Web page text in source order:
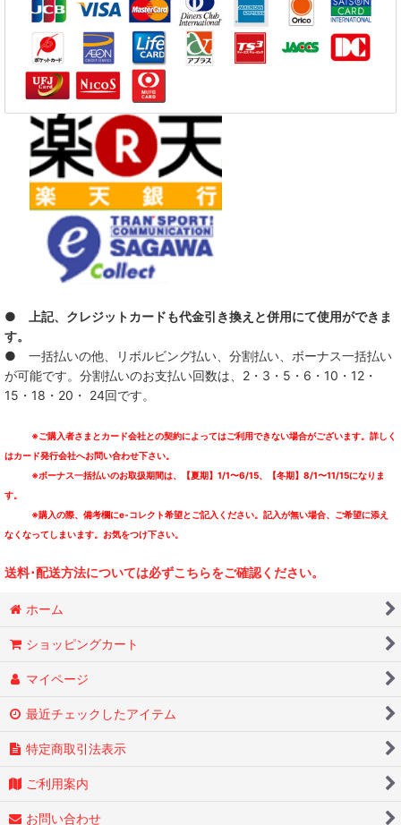
● 上記、クレジットカードも代金引き換えと併用にて使用ができま
す。
● 一括払いの他、リボルビング払い、分割払い、ボーナス一括払い
が可能です。分割払いのお支払い回数は、2・3・5・6・10・12・
15・18・20・ 24回です。
※ご購入者さまとカード会社との契約によってはご利用できない場合がございます。詳しく
はカード発行会社へお問い合わせ下さい。
※ボーナス一括払いのお取扱期間は、【夏期】1/1〜6/15、【冬期】8/1〜11/15になりま
す。
※購入の際、備考欄にe-コレクト希望とご記入ください。記入が無い場合、ご希望に添え
なくなってしまいます。お気をつけ下さい。
送料･配送方法については必ずこちらをご確認ください。
ホーム
ショッピングカート
マイページ
最近チェックしたアイテム
特定商取引法表示
ご利用案内
お問い合わせ